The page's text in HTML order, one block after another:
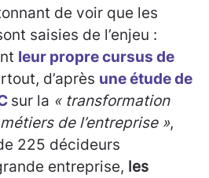
de voir que les
saisies de l’enjeu :
leur propre cursus de
d’après une étude de
sur la « transformation
de l’entreprise »,
225 décideurs
entreprise, les